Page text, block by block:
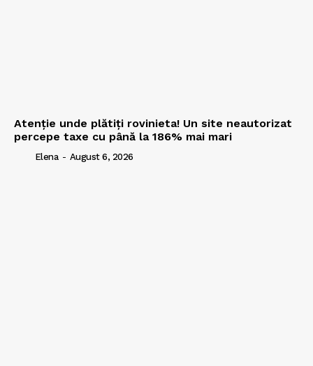
Atenție unde plătiți rovinieta! Un site neautorizat
percepe taxe cu până la 186% mai mari
Elena - August 6, 2026